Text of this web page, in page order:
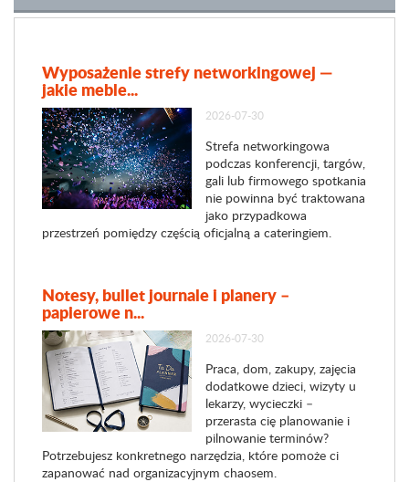
Wyposażenie strefy networkingowej —
jakie meble...
2026-07-30
Strefa networkingowa
podczas konferencji, targów,
gali lub firmowego spotkania
nie powinna być traktowana
jako przypadkowa
przestrzeń pomiędzy częścią oficjalną a cateringiem.
Notesy, bullet journale i planery –
papierowe n...
2026-07-30
Praca, dom, zakupy, zajęcia
dodatkowe dzieci, wizyty u
lekarzy, wycieczki –
przerasta cię planowanie i
pilnowanie terminów?
Potrzebujesz konkretnego narzędzia, które pomoże ci
zapanować nad organizacyjnym chaosem.